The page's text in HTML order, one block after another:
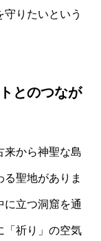
りたいという
とのつなが
来から神聖な島
聖地がありま
に立つ洞窟を通
「祈り」の空気